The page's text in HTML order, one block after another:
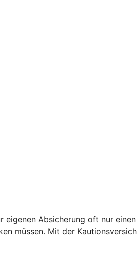
Absicherung oft nur
müssen. Mit der